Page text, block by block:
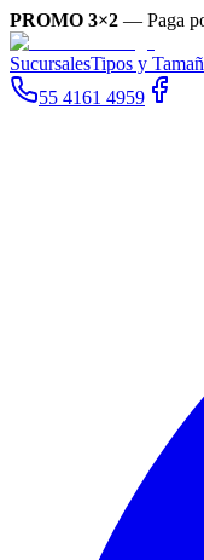
PROMO 3×2 — Paga
SucursalesTipos y
55 4161 4959